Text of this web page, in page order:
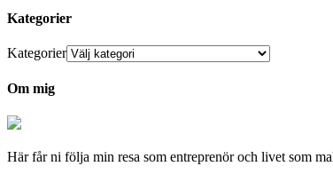
Kategorier
Kategorier
Om mig
Här får ni följa min resa som entreprenör och livet som